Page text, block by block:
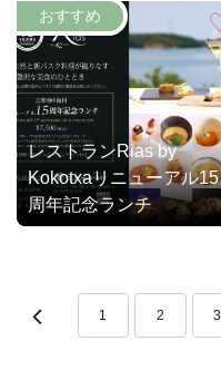
レストランRias by
Kokotxaリニューアル15
周年記念ランチ
1 2 3